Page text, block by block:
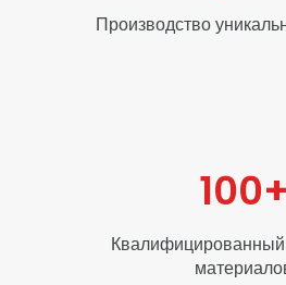
Производство
100+